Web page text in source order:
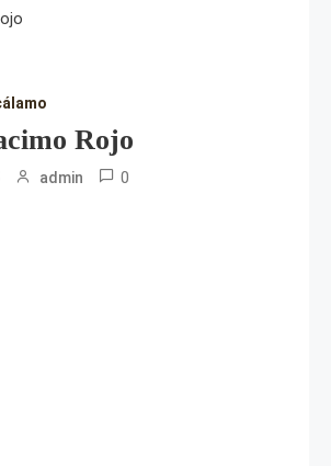
Rojo
admin 0